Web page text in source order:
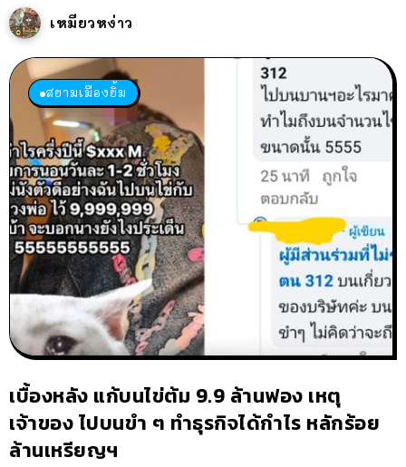
เหมียวหง่าว
สยามเมืองยิ้ม
เบื้องหลัง แก้บนไข่ต้ม 9.9 ล้านฟอง เหตุ
เจ้าของ ไปบนขำ ๆ ทำธุรกิจได้กำไร หลักร้อย
ล้านเหรียญฯ